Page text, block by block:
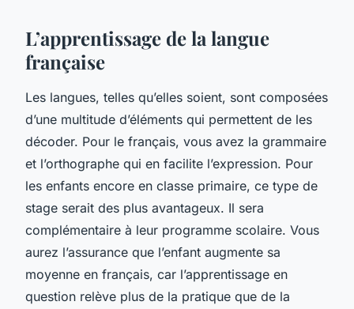
L’apprentissage de la langue
française
Les langues, telles qu’elles soient, sont composées
d’une multitude d’éléments qui permettent de les
décoder. Pour le français, vous avez la grammaire
et l’orthographe qui en facilite l’expression. Pour
les enfants encore en classe primaire, ce type de
stage serait des plus avantageux. Il sera
complémentaire à leur programme scolaire. Vous
aurez l’assurance que l’enfant augmente sa
moyenne en français, car l’apprentissage en
question relève plus de la pratique que de la